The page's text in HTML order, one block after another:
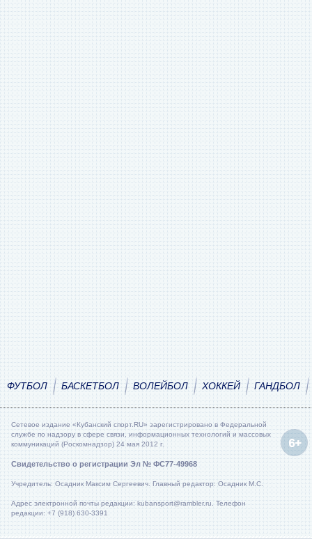
ФУТБОЛ БАСКЕТБОЛ ВОЛЕЙБОЛ ХОККЕЙ ГАНДБОЛ
Сетевое издание «Кубанский спорт.RU» зарегистрировано в Федеральной
службе по надзору в сфере связи, информационных технологий и массовых
коммуникаций (Роскомнадзор) 24 мая 2012 г.
Свидетельство о регистрации Эл № ФС77-49968
Учредитель: Осадник Максим Сергеевич. Главный редактор: Осадник М.С.
Адрес электронной почты редакции: kubansport@rambler.ru. Телефон
редакции: +7 (918) 630-3391